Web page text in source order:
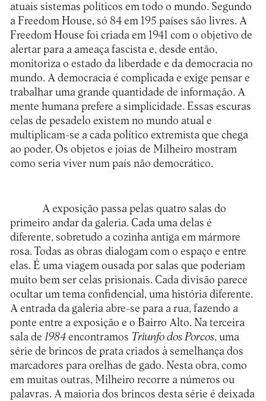
atuais sistemas políticos em todo o mundo. Segundo
a Freedom House, só 84 em 195 países são livres. A
Freedom House foi criada em 1941 com o objetivo de
alertar para a ameaça fascista e, desde então,
monitoriza o estado da liberdade e da democracia no
mundo. A democracia é complicada e exige pensar e
trabalhar uma grande quantidade de informação. A
mente humana prefere a simplicidade. Essas escuras
celas de pesadelo existem no mundo atual e
multiplicam-se a cada político extremista que chega
ao poder. Os objetos e joias de Milheiro mostram
como seria viver num país não democrático.
A exposição passa pelas quatro salas do
primeiro andar da galeria. Cada uma delas é
diferente, sobretudo a cozinha antiga em mármore
rosa. Todas as obras dialogam com o espaço e entre
elas. É uma viagem ousada por salas que poderiam
muito bem ser celas prisionais. Cada divisão parece
ocultar um tema confidencial, uma história diferente.
A entrada da galeria abre-se para a rua, fazendo a
ponte entre a exposição e o Bairro Alto. Na terceira
sala de 1984encontramos Triunfo dos Porcos, uma
série de brincos de prata criados à semelhança dos
marcadores para orelhas de gado. Nesta obra, como
em muitas outras, Milheiro recorre a números ou
palavras. A maioria dos brincos desta série é deixada